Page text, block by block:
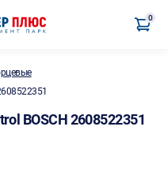
0
BOSCH 2608522351